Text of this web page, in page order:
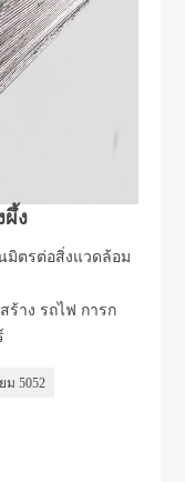
ผึ้ง
มิตรต่อสิ่งแวดล้อม
ร้าง รถไฟ การก
ม 5052